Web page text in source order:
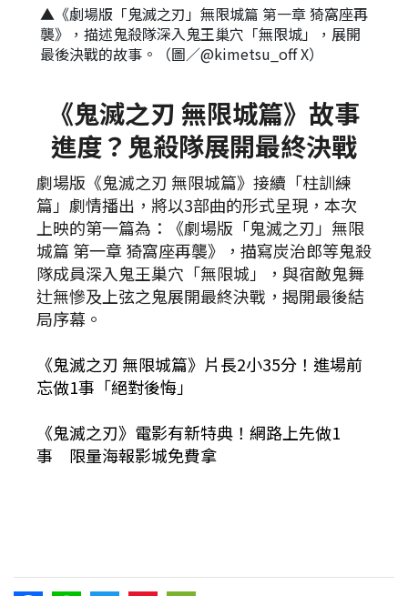
《鬼滅之刃 無限城篇》故事
進度？鬼殺隊展開最終決戰
劇場版《鬼滅之刃 無限城篇》接續「柱訓練
篇」劇情播出，將以3部曲的形式呈現，本次
上映的第一篇為：《劇場版「鬼滅之刃」無限
城篇 第一章 猗窩座再襲》，描寫炭治郎等鬼殺
隊成員深入鬼王巢穴「無限城」，與宿敵鬼舞
辻無慘及上弦之鬼展開最終決戰，揭開最後結
局序幕。
《鬼滅之刃 無限城篇》片長2小35分！進場前
忘做1事「絕對後悔」
《鬼滅之刃》電影有新特典！網路上先做1
事 限量海報影城免費拿
▲《劇場版「鬼滅之刃」無限城篇 第一章 猗窩座再
襲》，描述鬼殺隊深入鬼王巢穴「無限城」，展開
最後決戰的故事。（圖／@kimetsu_off X）